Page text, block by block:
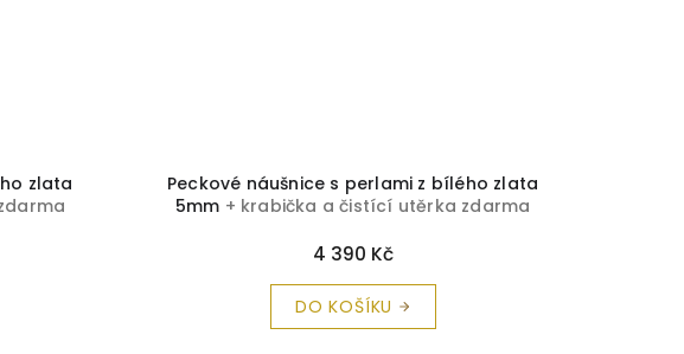
zlata
Peckové náušnice s perlami z bílého zlata
5mm + krabička a čistící utěrka zdarma
4 390 Kč
DO KOŠÍKU